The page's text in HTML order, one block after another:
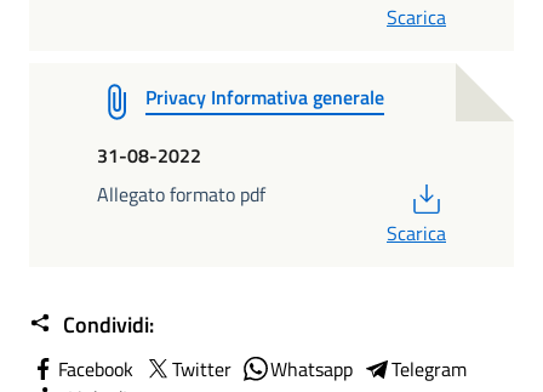
Scarica
Privacy Informativa generale
31-08-2022
Allegato formato pdf
Scarica
Condividi:
Facebook Twitter Whatsapp
Telegram